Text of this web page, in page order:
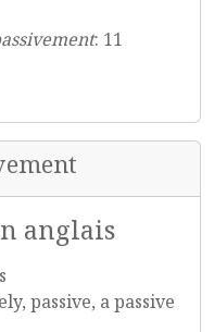
: 11
anglais
passive, a passive